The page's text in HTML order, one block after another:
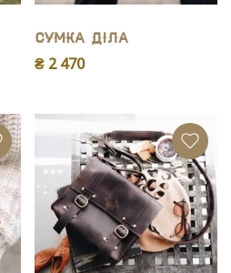
Сумка Діла
₴ 2 470